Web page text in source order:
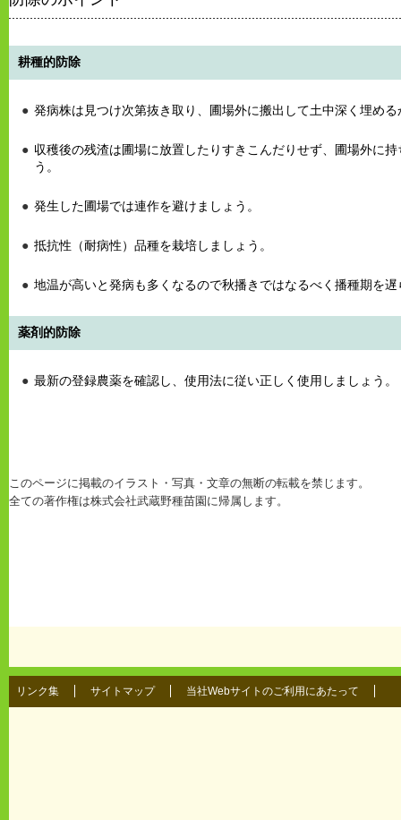
耕種的防除
発病株は見つけ次第抜き取り、圃場外に搬出して土中深く埋め
収穫後の残渣は圃場に放置したりすきこんだりせず、圃場外に
う。
発生した圃場では連作を避けましょう。
抵抗性（耐病性）品種を栽培しましょう。
地温が高いと発病も多くなるので秋播きではなるべく播種期を
薬剤的防除
最新の登録農薬を確認し、使用法に従い正しく使用しましょう。
このページに掲載のイラスト・写真・文章の無断の転載を禁じます。
全ての著作権は株式会社武蔵野種苗園に帰属します。
リンク集 サイトマップ 当社Webサイトのご利用にあたって